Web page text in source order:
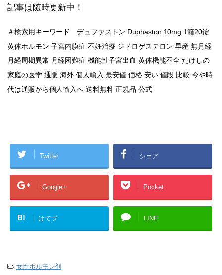
記事は随時更新中！
＃検索用キーワード デュファストン Duphaston 10mg 1箱20錠
黄体ホルモン 子宮内膜症 不妊治療 ジドロゲステロン 早産 無月経
月経周期異常 月経困難症 機能性子宮出血 黄体機能不全 たけしの
家庭の医学 通販 海外 個人輸入 最安値 価格 安い 値段 比較 今や時
代は通販から個人輸入へ 送料無料 正規品 公式
Twitter シェア
Google+ Pocket
B! はてブ LINE
-女性ホルモン剤